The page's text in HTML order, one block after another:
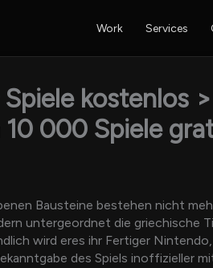
Work Services
kostenlos
10 000 Spiele
Bausteine bestehen nicht
untergeordnet die griechische
wird eres ihr Fertiger
des Spiels inoffizieller